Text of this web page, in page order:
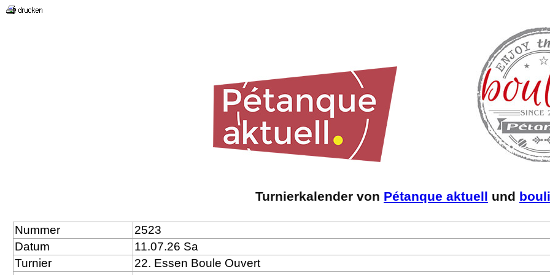
Turnierkalender von Pétanque aktuell und
Nummer
2523
Datum
11.07.26 Sa
Turnier
22. Essen Boule Ouvert